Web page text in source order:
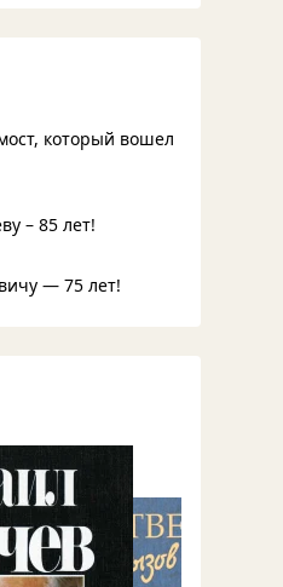
который вошел
– 85 лет!
— 75 лет!